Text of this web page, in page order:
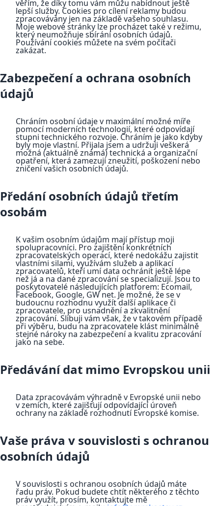
věřím, že díky tomu vám můžu nabídnout ještě
lepší služby. Cookies pro cílení reklamy budou
zpracovávány jen na základě vašeho souhlasu.
Moje webové stránky lze procházet také v režimu,
který neumožňuje sbírání osobních údajů.
Používání cookies můžete na svém počítači
zakázat.
Zabezpečení a ochrana osobních
údajů
Chráním osobní údaje v maximální možné míře
pomocí moderních technologií, které odpovídají
stupni technického rozvoje. Chráním je jako kdyby
byly moje vlastní. Přijala jsem a udržuji veškerá
možná (aktuálně známá) technická a organizační
opatření, která zamezují zneužití, poškození nebo
zničení vašich osobních údajů.
Předání osobních údajů třetím
osobám
K vašim osobním údajům mají přístup moji
spolupracovníci. Pro zajištění konkrétních
zpracovatelských operací, které nedokážu zajistit
vlastními silami, využívám služeb a aplikací
zpracovatelů, kteří umí data ochránit ještě lépe
než já a na dané zpracování se specializují. Jsou to
poskytovatelé následujících platforem: Ecomail,
Facebook, Google, GW net. Je možné, že se v
budoucnu rozhodnu využít další aplikace či
zpracovatele, pro usnadnění a zkvalitnění
zpracování. Slibuji vám však, že v takovém případě
při výběru, budu na zpracovatele klást minimálně
stejné nároky na zabezpečení a kvalitu zpracování
jako na sebe.
Předávání dat mimo Evropskou unii
Data zpracovávám výhradně v Evropské unii nebo
v zemích, které zajišťují odpovídající úroveň
ochrany na základě rozhodnutí Evropské komise.
Vaše práva v souvislosti s ochranou
osobních údajů
V souvislosti s ochranou osobních údajů máte
řadu práv. Pokud budete chtít některého z těchto
práv využít, prosím, kontaktujte mě